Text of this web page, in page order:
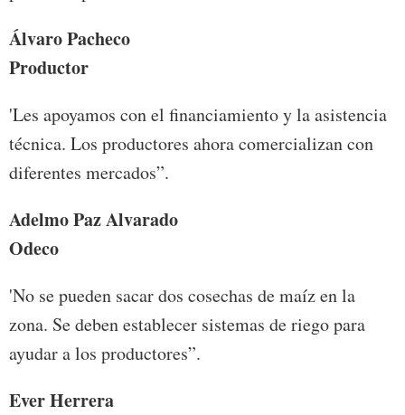
Álvaro Pacheco
Productor
'Les apoyamos con el financiamiento y la asistencia
técnica. Los productores ahora comercializan con
diferentes mercados”.
Adelmo Paz Alvarado
Odeco
'No se pueden sacar dos cosechas de maíz en la
zona. Se deben establecer sistemas de riego para
ayudar a los productores”.
Ever Herrera